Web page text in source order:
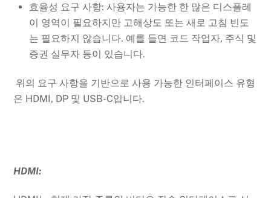
효율성 요구 사항: 사용자는 가능한 한 많은 디스플레
이 영역이 필요하지만 고해상도 또는 새로 고침 빈도
는 필요하지 않습니다. 예를 들면 코드 작업자, 주식 및
증권 실무자 등이 있습니다.
위의 요구 사항을 기반으로 사용 가능한 인터페이스 유형
은 HDMI, DP 및 USB-C입니다.
HDMI: